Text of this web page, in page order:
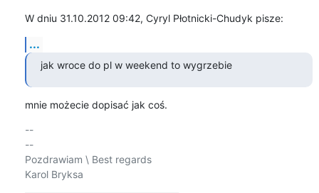
W dniu 31.10.2012 09:42, Cyryl Płotnicki-Chudyk pisze:
...
jak wroce do pl w weekend to wygrzebie
mnie możecie dopisać jak coś.
--
--
Pozdrawiam \ Best regards
Karol Bryksa